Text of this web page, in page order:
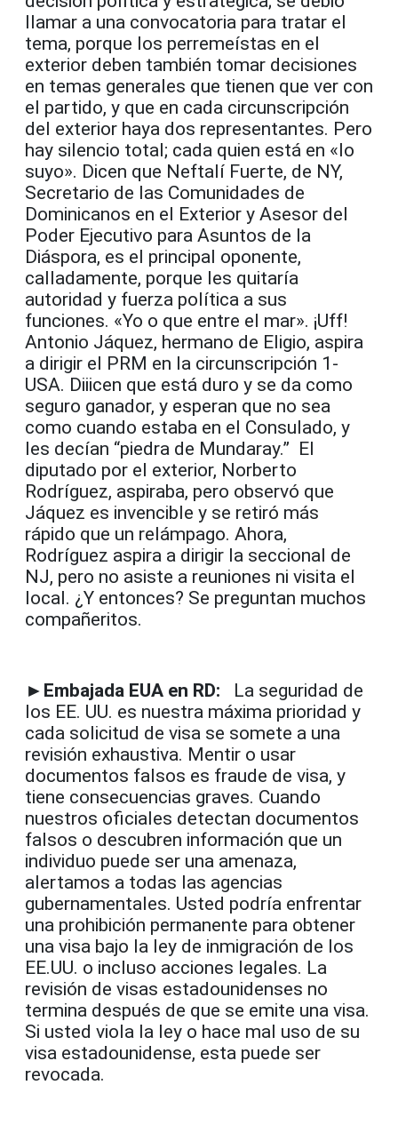
llamar a una convocatoria para tratar el
tema, porque los perremeístas en el
exterior deben también tomar decisiones
en temas generales que tienen que ver con
el partido, y que en cada circunscripción
del exterior haya dos representantes. Pero
hay silencio total; cada quien está en «lo
suyo». Dicen que Neftalí Fuerte, de NY,
Secretario de las Comunidades de
Dominicanos en el Exterior y Asesor del
Poder Ejecutivo para Asuntos de la
Diáspora, es el principal oponente,
calladamente, porque les quitaría
autoridad y fuerza política a sus
funciones. «Yo o que entre el mar». ¡Uff!
Antonio Jáquez, hermano de Eligio, aspira
a dirigir el PRM en la circunscripción 1-
USA. Diiicen que está duro y se da como
seguro ganador, y esperan que no sea
como cuando estaba en el Consulado, y
les decían “piedra de Mundaray.” El
diputado por el exterior, Norberto
Rodríguez, aspiraba, pero observó que
Jáquez es invencible y se retiró más
rápido que un relámpago. Ahora,
Rodríguez aspira a dirigir la seccional de
NJ, pero no asiste a reuniones ni visita el
local. ¿Y entonces? Se preguntan muchos
compañeritos.
►Embajada EUA en RD: La seguridad de
los EE. UU. es nuestra máxima prioridad y
cada solicitud de visa se somete a una
revisión exhaustiva. Mentir o usar
documentos falsos es fraude de visa, y
tiene consecuencias graves. Cuando
nuestros oficiales detectan documentos
falsos o descubren información que un
individuo puede ser una amenaza,
alertamos a todas las agencias
gubernamentales. Usted podría enfrentar
una prohibición permanente para obtener
una visa bajo la ley de inmigración de los
EE.UU. o incluso acciones legales. La
revisión de visas estadounidenses no
termina después de que se emite una visa.
Si usted viola la ley o hace mal uso de su
visa estadounidense, esta puede ser
revocada.